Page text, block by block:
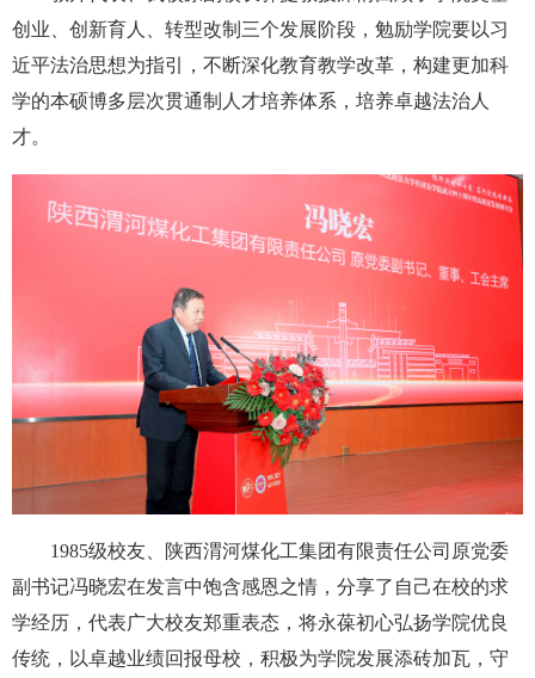
创业、创新育人、转型改制三个发展阶段，勉励学院要以习
近平法治思想为指引，不断深化教育教学改革，构建更加科
学的本硕博多层次贯通制人才培养体系，培养卓越法治人
才。
1985级校友、陕西渭河煤化工集团有限责任公司原党委
副书记冯晓宏在发言中饱含感恩之情，分享了自己在校的求
学经历，代表广大校友郑重表态，将永葆初心弘扬学院优良
传统，以卓越业绩回报母校，积极为学院发展添砖加瓦，守